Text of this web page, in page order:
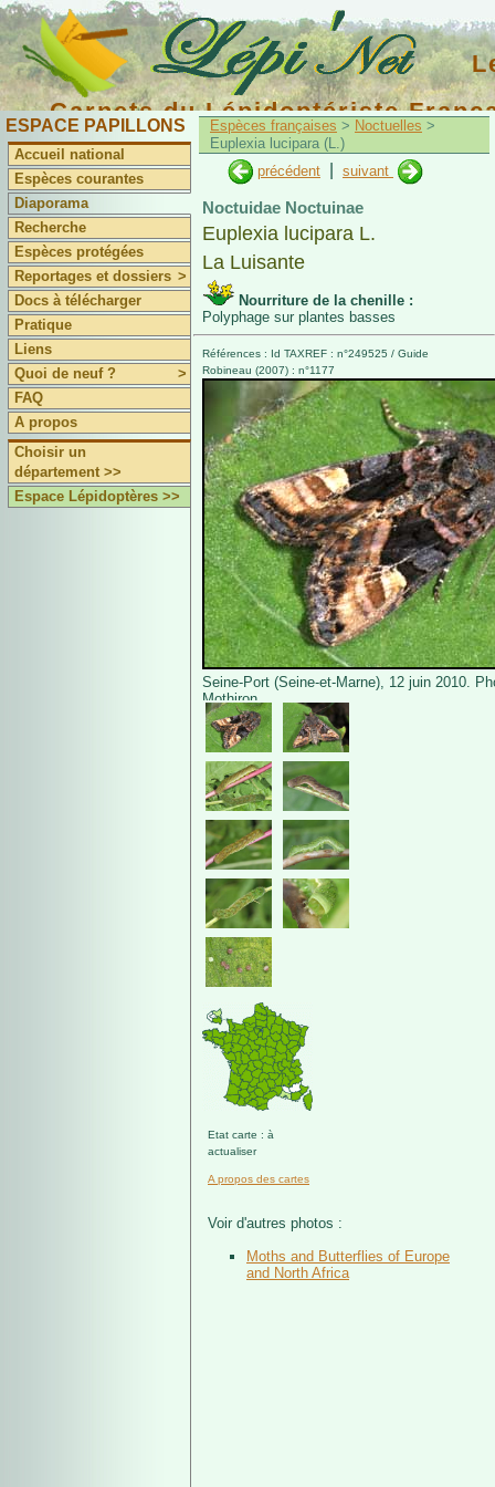
Carnets du Lépidoptériste
ESPACE PAPILLONS
Accueil national
Espèces courantes
Diaporama
Recherche
Espèces protégées
Reportages et dossiers >
Docs à télécharger
Pratique
Liens
Quoi de neuf ?
>
FAQ
A propos
Choisir un
département >>
Espace Lépidoptères >>
Espèces françaises > Noctuelles >
Euplexia lucipara (L.)
précédent
suivant
Noctuidae Noctuinae
Euplexia lucipara L.
La Luisante
Nourriture de la chenille :
Polyphage sur plantes basses
Références : Id TAXREF : n°249525 / Guide
Robineau (2007) : n°1177
Seine-Port (Seine-et-Marne), 12 juin 2010.
Mothiron.
Etat carte : à
actualiser
A propos des cartes
Voir d'autres photos :
Moths and Butterflies of Europe
and North Africa